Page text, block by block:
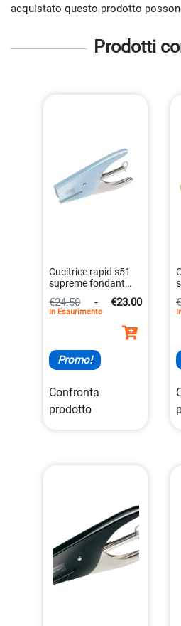
acquistato questo prodotto
Prodotti
Cucitrice rapid s51
supreme fondant
ergonomica 60
4051661017247
€24.50 - €23.00
In Esaurimento
Promo!
Confronta
prodotto